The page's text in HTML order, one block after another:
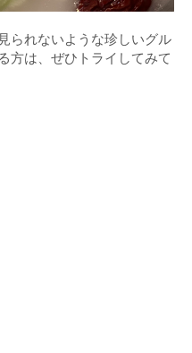
られないような珍しいグル
方は、ぜひトライしてみて